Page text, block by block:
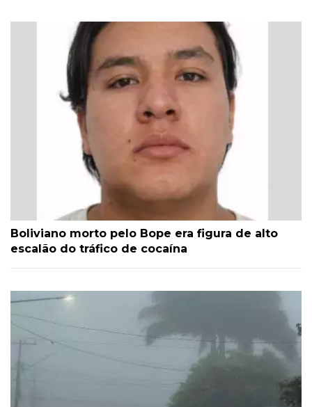
Boliviano morto pelo Bope era figura de alto
escalão do tráfico de cocaína